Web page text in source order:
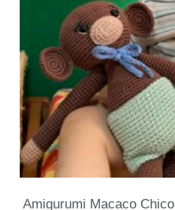
Amigurumi Macaco